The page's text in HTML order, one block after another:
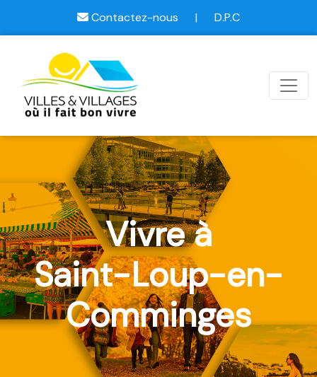
Contactez-nous | D.P.C
Vivre à
Saint-Loup-en-
Comminges